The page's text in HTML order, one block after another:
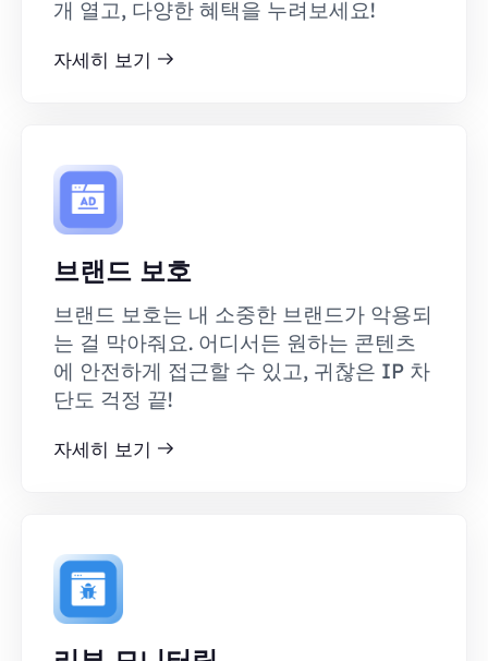
개 열고, 다양한 혜택을 누려보세요!
자세히 보기
브랜드 보호
브랜드 보호는 내 소중한 브랜드가 악용되
는 걸 막아줘요. 어디서든 원하는 콘텐츠
에 안전하게 접근할 수 있고, 귀찮은 IP 차
단도 걱정 끝!
자세히 보기